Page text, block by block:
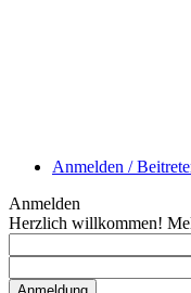
Anmelden /
Anmelden
Herzlich willkommen!